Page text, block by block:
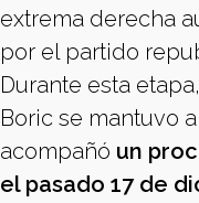
extrema derecha
por el partido
Durante esta
Boric se mantuvo
acompañó un
el pasado 17 de